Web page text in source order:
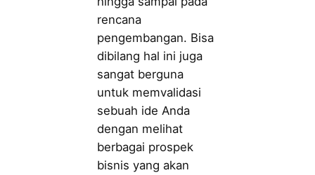
rencana
pengembangan. Bisa
dibilang hal ini juga
sangat berguna
untuk memvalidasi
sebuah ide Anda
dengan melihat
berbagai prospek
bisnis yang akan